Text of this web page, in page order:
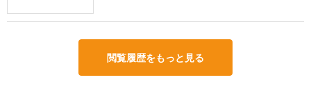
閲覧履歴をもっと見る